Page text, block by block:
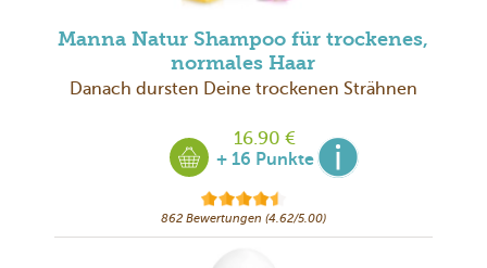
Manna Natur Shampoo für trockenes,
normales Haar
Danach dursten Deine trockenen Strähnen
16.90 €
+ 16 Punkte
862 Bewertungen (4.62/5.00)